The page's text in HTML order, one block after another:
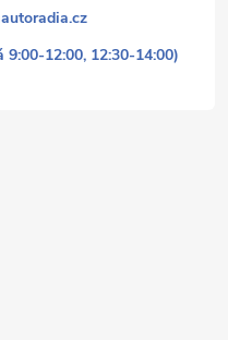
12:00, 12:30-14:00)